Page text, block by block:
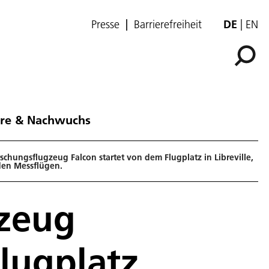
Presse Barrierefreiheit DE EN
& Nachwuchs
Falcon startet von dem Flugplatz in Libreville,
Messflügen.